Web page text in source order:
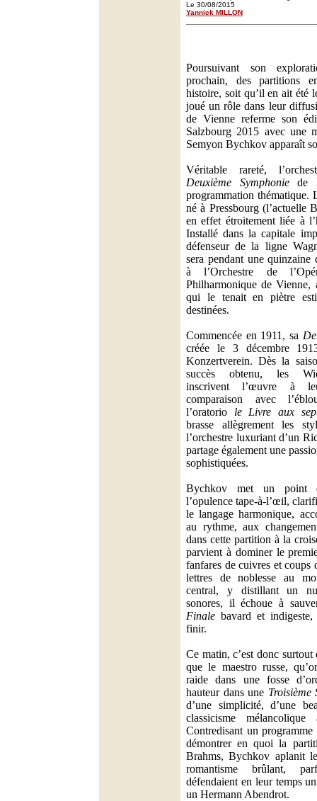
Le 30/08/2015
Yannick MILLON
Poursuivant son
prochain, des partitions
histoire, soit qu’il en ait été
joué un rôle dans leur
de Vienne referme son
Salzbourg 2015 avec une
Semyon Bychkov apparaît
Véritable rareté,
Deuxième Symphoniede
programmation thématique.
né à Pressbourg (l’actuelle
en effet étroitement liée à
Installé dans la capitale
défenseur de la ligne
sera pendant une quinzaine
à l’Orchestre de
Philharmonique de Vienne,
qui le tenait en piètre
destinées.
Commencée en 1911, sa
créée le 3 décembre
Konzertverein. Dès la
succès obtenu, les
inscrivent l’œuvre à
comparaison avec
l’oratorio le Livre aux
brasse allègrement les
l’orchestre luxuriant d’un
partage également une
sophistiquées.
Bychkov met un point
l’opulence tape-à-l’œil,
le langage harmonique,
au rythme, aux
dans cette partition à la
parvient à dominer le
fanfares de cuivres et coups
lettres de noblesse au
central, y distillant un
sonores, il échoue à
Finale bavard et
finir.
Ce matin, c’est donc
que le maestro russe,
raide dans une fosse
hauteur dans une Troisième
d’une simplicité, d’une
classicisme
Contredisant un programme
démontrer en quoi la
Brahms, Bychkov aplanit
romantisme brûlant,
défendaient en leur temps
un Hermann Abendrot.